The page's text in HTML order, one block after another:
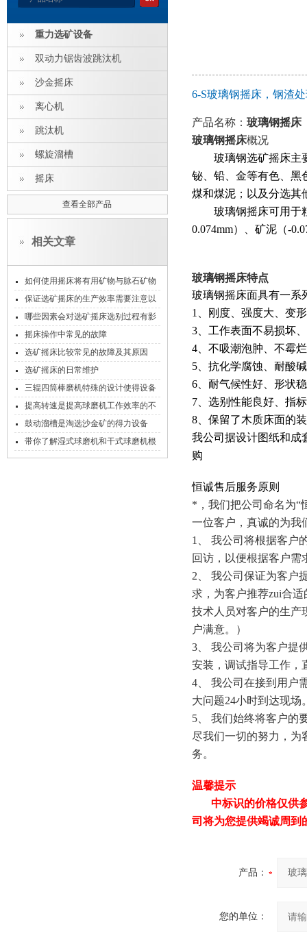
重力选矿设备
双动力锯齿波跳汰机
沙金摇床
离心机
跳汰机
螺旋溜槽
摇床
查看全部产品
相关文章
如何使用摇床将有用矿物与脉石矿物
分开
保证选矿摇床的生产效率需要注意以
下几点
哪些因素会对选矿摇床选别过程有影
响
摇床操作中常见的故障
选矿摇床比较常见的故障及其原因
选矿摇床的日常维护
三辊四筒棒磨机特殊的设计使得设备
在研磨过程中能够充分发挥其高效能
提高转速是提高球磨机工作效率的不
二法则
鼓动溜槽是淘选沙金矿的得力设备
带你了解湿式球磨机和干式球磨机根
本差异
6-S玻璃钢摇床，钢渣
产品名称： 玻璃钢摇床
玻璃钢摇床概况
玻璃钢选矿摇床主
铋、铅、金等有色、黑
煤和煤泥；以及分选其
玻璃钢摇床可用于
0.074mm）、矿泥（-
玻璃钢摇床特点
玻璃钢摇床面具有一系
1
、刚度、强度大、变
3 、工作表面不易损坏
4 、不吸潮泡肿、不霉
5 、抗化学腐蚀、耐酸
6 、耐气候性好、形状
7 、选别性能良好、指
8 、保留了木质床面的
我公司据设计图纸和成
购
恒诚售后服务原则
*，我们把公司命名为“
一位客户，真诚的为我
1、 我公司将根据客户
回访，以便根据客户需
2、 我公司保证为客户
求，为客户推荐zui合
技术人员对客户的生产
户满意。）
3、 我公司将为客户提
安装，调试指导工作，
4、 我公司在接到用户
大问题24小时到达现场
5、 我们始终将客户的
尽我们一切的努力，
务。
温馨提示
中标识的价格仅供
司将为您提供竭诚周到
产品：
您的单位：